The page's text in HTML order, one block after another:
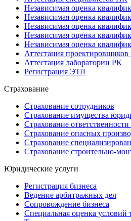
Независимая оценка
Независимая оценка
Независимая оценка
Независимая оценка
Независимая оценка
Аттестация
Аттестация лаборатории РК
Регистрация ЭТЛ
Страхование
Страхование сотрудников
Страхование имущества
Страхование
Страхование опасных
Страхование
Страхование строительно-
Юридические услуги
Регистрация бизнеса
Ведение арбитражных дел
Сопровождение бизнеса
Специальная оценка условий